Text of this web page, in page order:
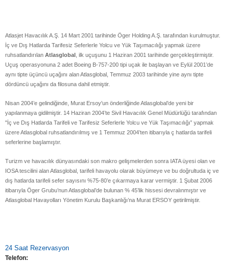
Atlasjet Havacılık A.Ş. 14 Mart 2001 tarihinde Öger Holding A.Ş. tarafından kurulmuştur.
İç ve Dış Hatlarda Tarifesiz Seferlerle Yolcu ve Yük Taşımacılığı yapmak üzere
ruhsatlandırılan Atlasglobal , ilk uçuşunu 1 Haziran 2001 tarihinde gerçekleştirmiştir.
Uçuş operasyonuna 2 adet Boeing B-757-200 tipi uçak ile başlayan ve Eylül 2001’de
aynı tipte üçüncü uçağını alan Atlasglobal, Temmuz 2003 tarihinde yine aynı tipte
dördüncü uçağını da filosuna dahil etmiştir.
Nisan 2004’e gelindiğinde, Murat Ersoy'un önderliğinde Atlasglobal’de yeni bir
yapılanmaya gidilmiştir. 14 Haziran 2004’te Sivil Havacılık Genel Müdürlüğü tarafından
"İç ve Dış Hatlarda Tarifeli ve Tarifesiz Seferlerle Yolcu ve Yük Taşımacılığı” yapmak
üzere Atlasglobal ruhsatlandırılmış ve 1 Temmuz 2004’ten itibarıyla ç hatlarda tarifeli
seferlerine başlamıştır.
Turizm ve havacılık dünyasındaki son makro gelişmelerden sonra IATA üyesi olan ve
IOSA tescilini alan Atlasglobal, tarifeli havayolu olarak büyümeye ve bu doğrultuda iç ve
dış hatlarda tarifeli sefer sayısını %75-80’e çıkarmaya karar vermiştir. 1 Şubat 2006
itibarıyla Öger Grubu’nun Atlasglobal’de bulunan % 45’lik hissesi devralınmıştır ve
Atlasglobal Havayolları Yönetim Kurulu Başkanlığı’na Murat ERSOY getirilmiştir.
24 Saat Rezervasyon
Telefon: